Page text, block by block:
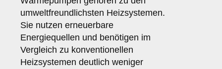
umweltfreundlichsten Heizsystemen.
Sie nutzen erneuerbare
Energiequellen und benötigen im
Vergleich zu konventionellen
Heizsystemen deutlich weniger